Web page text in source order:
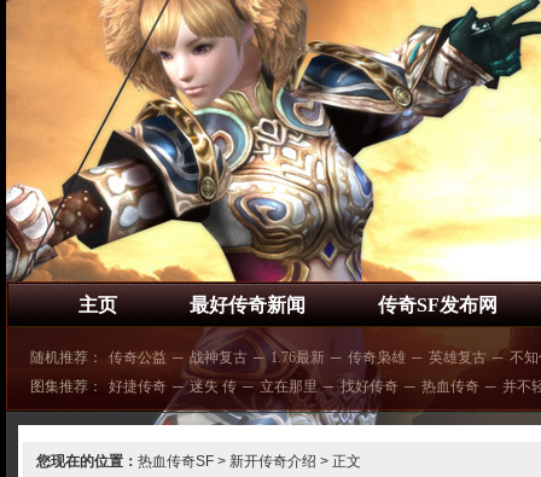
主页 最好传奇新闻 传奇SF发布网
随机推荐： 传奇公益 ─ 战神复古 ─ 1.76最新 ─ 传奇枭雄 ─ 英雄复古 ─ 不
图集推荐：
好捷传奇 ─ 迷失 传 ─ 立在那里 ─ 找好传奇 ─ 热血传奇 ─ 并不
您现在的位置： 热血传奇SF > 新开传奇介绍 > 正文